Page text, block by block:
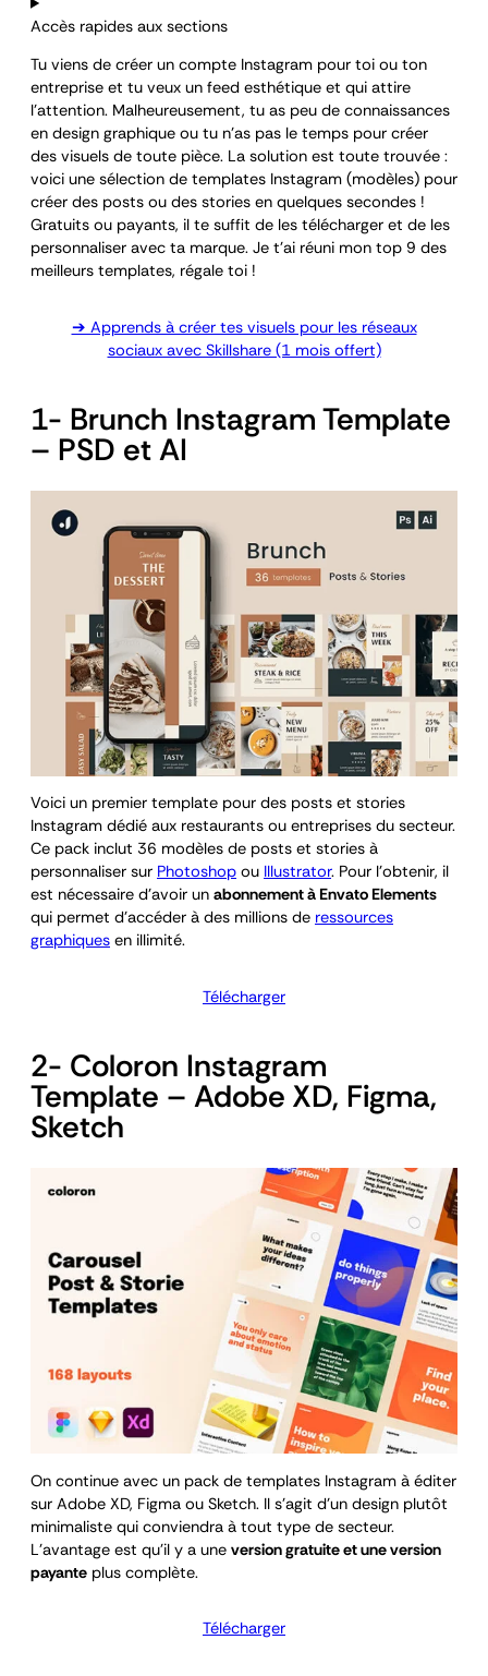
Accès rapides aux sections
Tu viens de créer un compte Instagram pour toi ou ton
entreprise et tu veux un feed esthétique et qui attire
l’attention. Malheureusement, tu as peu de connaissances
en design graphique ou tu n’as pas le temps pour créer
des visuels de toute pièce. La solution est toute trouvée :
voici une sélection de templates Instagram (modèles) pour
créer des posts ou des stories en quelques secondes !
Gratuits ou payants, il te suffit de les télécharger et de les
personnaliser avec ta marque. Je t’ai réuni mon top 9 des
meilleurs templates, régale toi !
➔ Apprends à créer tes visuels pour les réseaux
sociaux avec Skillshare (1 mois offert)
1- Brunch Instagram Template
– PSD et AI
Voici un premier template pour des posts et stories
Instagram dédié aux restaurants ou entreprises du secteur.
Ce pack inclut 36 modèles de posts et stories à
personnaliser sur Photoshop ou Illustrator. Pour l’obtenir, il
est nécessaire d’avoir un abonnement à Envato Elements
qui permet d’accéder à des millions de ressources
graphiques en illimité.
Télécharger
2- Coloron Instagram
Template – Adobe XD, Figma,
Sketch
On continue avec un pack de templates Instagram à éditer
sur Adobe XD, Figma ou Sketch. Il s’agit d’un design plutôt
minimaliste qui conviendra à tout type de secteur.
L’avantage est qu’il y a une version gratuite et une version
payante plus complète.
Télécharger